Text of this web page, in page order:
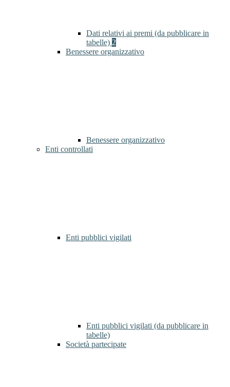
Dati relativi ai premi (da pubblicare in
tabelle) 2
Benessere organizzativo
Benessere organizzativo
Enti controllati
Enti pubblici vigilati
Enti pubblici vigilati (da pubblicare in
tabelle)
Società partecipate